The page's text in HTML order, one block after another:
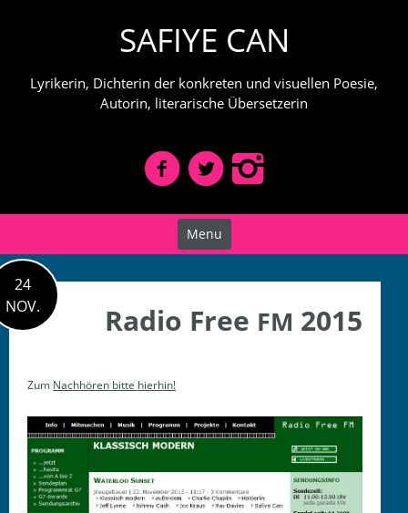
SAFIYE CAN
Lyrikerin, Dichterin der konkreten und visuellen Poesie,
Autorin, literarische Übersetzerin
Menu
24
NOV.
Radio Free FM 2015
Zum Nach­hören bitte hierhin!